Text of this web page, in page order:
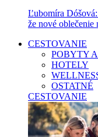
Ľubomíra
že nové oblečenie
CESTOVANIE
POBYTY
HOTELY
OSTATNÉ
CESTOVANIE